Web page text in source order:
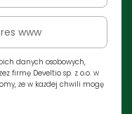
danych osobowych,
firmę Develtio sp. z o.o. w
że w każdej chwili mogę